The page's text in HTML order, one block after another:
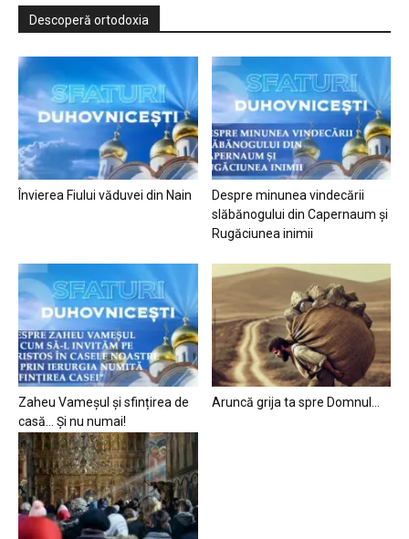
Descoperă ortodoxia
Învierea Fiului văduvei din Nain
Despre minunea vindecării
slăbănogului din Capernaum și
Rugăciunea inimii
Zaheu Vameșul și sfințirea de
casă… Și nu numai!
Aruncă grija ta spre Domnul…